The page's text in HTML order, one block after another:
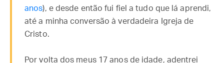
anos), e desde então fui fiel a tudo que lá aprendi,
até a minha conversão à verdadeira Igreja de
Cristo.
Por volta dos meus 17 anos de idade, adentrei